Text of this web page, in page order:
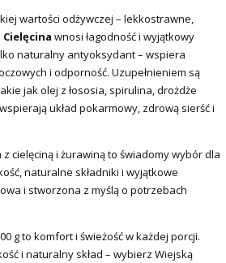
wartości odżywczej – lekkostrawne,
Cielęcina wnosi łagodność i wyjątkowy
naturalny antyoksydant – wspiera
i odporność. Uzupełnieniem są
jak olej z łososia, spirulina, drożdże
układ pokarmowy, zdrową sierść i
cielęciną i żurawiną to świadomy wybór dla
naturalne składniki i wyjątkowe
i stworzona z myślą o potrzebach
g to komfort i świeżość w każdej porcji.
i naturalny skład – wybierz Wiejską